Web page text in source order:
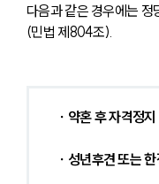
다음과 같은 경우에는
(민법 제804조).
∙ 약혼 후 자격정
∙ 성년후견 또는